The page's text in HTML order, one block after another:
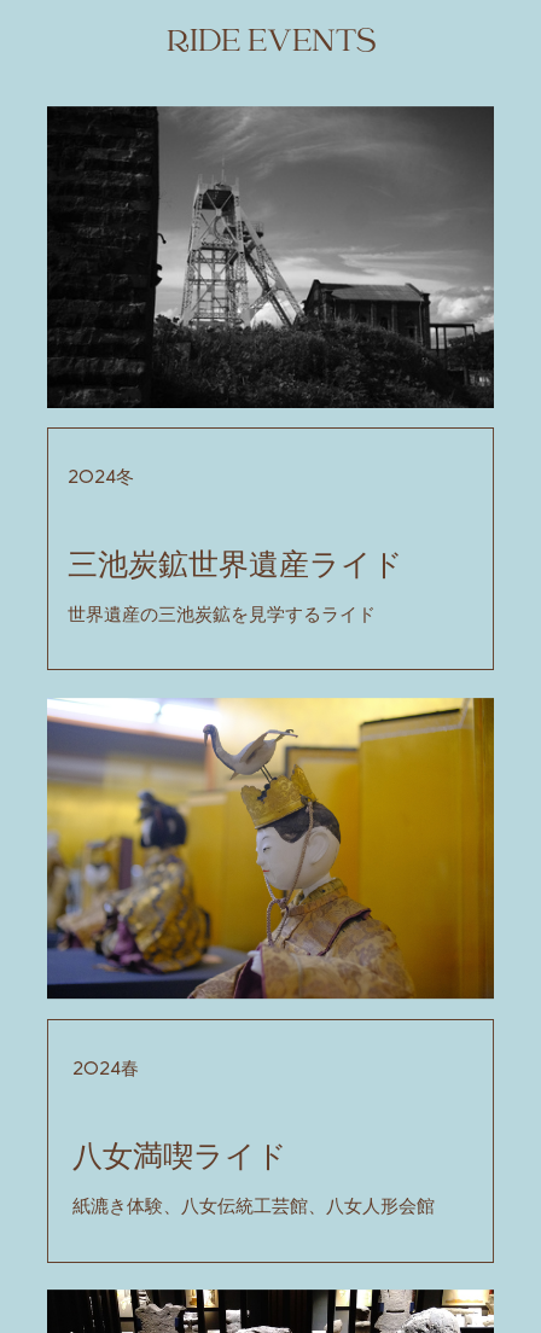
RIDE EVENTS
2024冬
三池炭鉱世界遺産ライド
世界遺産の三池炭鉱を見学するライド
2024春
八女満喫ライド
紙漉き体験、八女伝統工芸館、八女人形会館